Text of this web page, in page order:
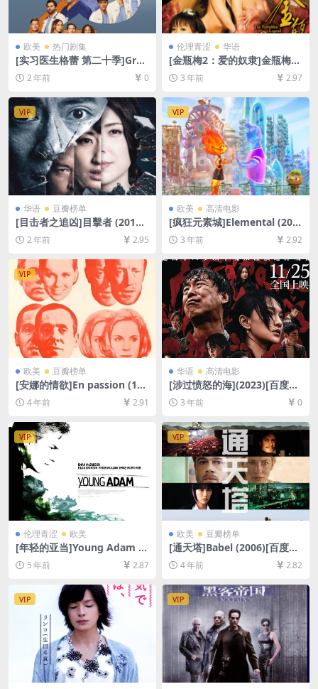
欧美 热门剧集
[实习医生格蕾 第二十季]Gre
y’s Anatomy Season 20 (20
24)[百度网盘+夸克网盘1080P
放/下载][MP4/18GB][奈飞官
方中字]
2 年前 0
伦理青涩 华语
[金瓶梅2：爱的奴隶]金瓶梅Ⅱ
愛的奴隸 (2009)[百度网盘+夸
克网盘1080P超清未删减资源]
中字]【手机/平板无法在线播
放，请使用电脑下载防和谐压
缩包（含解压密码）】
3 年前 2.97
VIP
华语 豆瓣榜单
[目击者之追凶]目擊者 (2017)
[百度网盘+夸克网盘1080P超
清未删减资源][网盘在线播放/
下载][MP4/7.6GB][中文字幕]
2 年前 2.95
VIP
欧美 高清电影
[疯狂元素城]Elemental (202
3)[百度网盘+夸克网盘1080P
超清未删减资源][网盘在线播
放/下载][MP4/8GB][中文字
幕]
3 年前 2.92
VIP
欧美 豆瓣榜单
[安娜的情欲]En passion (196
9)[百度网盘+迅雷云盘资源10
80P超清未删减][MP4/6GB]
[中文字幕]
4 年前 2.91
华语 高清电影
[涉过愤怒的海](2023)[百度网
盘+夸克网盘4K超清资源][网
盘在线播放/下载][MKV/5GB]
[中英字幕]
3 年前 0
VIP
伦理青涩 欧美
[年轻的亚当]Young Adam (2
003)[百度网盘+迅雷云盘资源
1080P超清未删减][MP4/5.9G
谐压缩包（含解压密码）】
5 年前 2.87
VIP
欧美 豆瓣榜单
[通天塔]Babel (2006)[百度网
盘+迅雷云盘资源1080P超清
未删减][MP4/9GB][中文字幕]
4 年前 2.82
VIP VIP